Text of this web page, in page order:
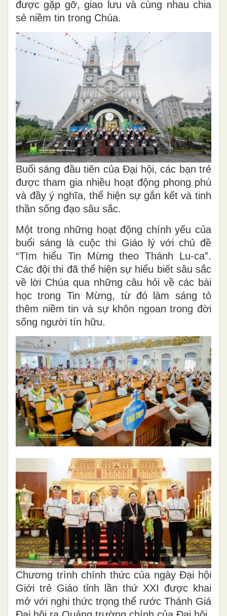
được gặp gỡ, giao lưu và cùng nhau chia
sẻ niềm tin trong Chúa.
Buổi sáng đầu tiên của Đại hội, các bạn trẻ
được tham gia nhiều hoạt động phong phú
và đầy ý nghĩa, thể hiện sự gắn kết và tinh
thần sống đạo sâu sắc.
Một trong những hoạt động chính yếu của
buổi sáng là cuộc thi Giáo lý với chủ đề
“Tìm hiểu Tin Mừng theo Thánh Lu-ca”.
Các đội thi đã thể hiện sự hiểu biết sâu sắc
về lời Chúa qua những câu hỏi về các bài
học trong Tin Mừng, từ đó làm sáng tỏ
thêm niềm tin và sự khôn ngoan trong đời
sống người tín hữu.
Chương trình chính thức của ngày Đại hội
Giới trẻ Giáo tỉnh lần thứ XXI được khai
mở với nghi thức trọng thể rước Thánh Giá